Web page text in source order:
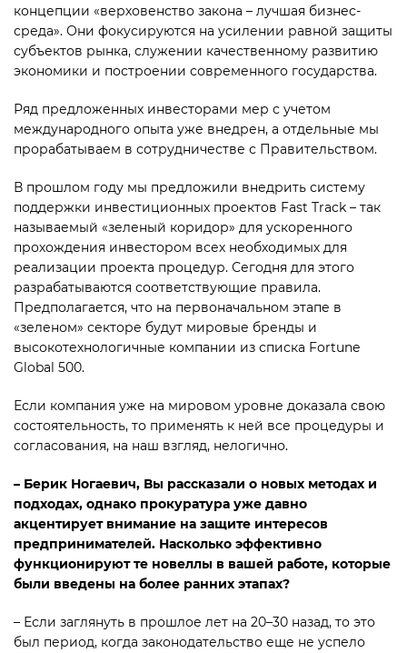
концепции «верховенство закона – лучшая бизнес-
среда». Они фокусируются на усилении равной защиты
субъектов рынка, служении качественному развитию
экономики и построении современного государства.
Ряд предложенных инвесторами мер с учетом
международного опыта уже внедрен, а отдельные мы
прорабатываем в сотрудничестве с Правительством.
В прошлом году мы предложили внедрить систему
поддержки инвестиционных проектов Fast Track – так
называемый «зеленый коридор» для ускоренного
прохождения инвестором всех необходимых для
реализации проекта процедур. Сегодня для этого
разрабатываются соответствующие правила.
Предполагается, что на первоначальном этапе в
«зеленом» секторе будут мировые бренды и
высокотехнологичные компании из списка Fortune
Global 500.
Если компания уже на мировом уровне доказала свою
состоя­тельность, то применять к ней все процедуры и
согласования, на наш взгляд, нелогично.
– Берик Ногаевич, Вы рассказали о новых методах и
подходах, однако прокуратура уже давно
акцентирует внимание на защите интересов
предпринимателей. Насколько эффективно
функционируют те новеллы в вашей работе, которые
были введены на более ранних этапах?
– Если заглянуть в прошлое лет на 20–30 назад, то это
был период, когда законодательство еще не успело